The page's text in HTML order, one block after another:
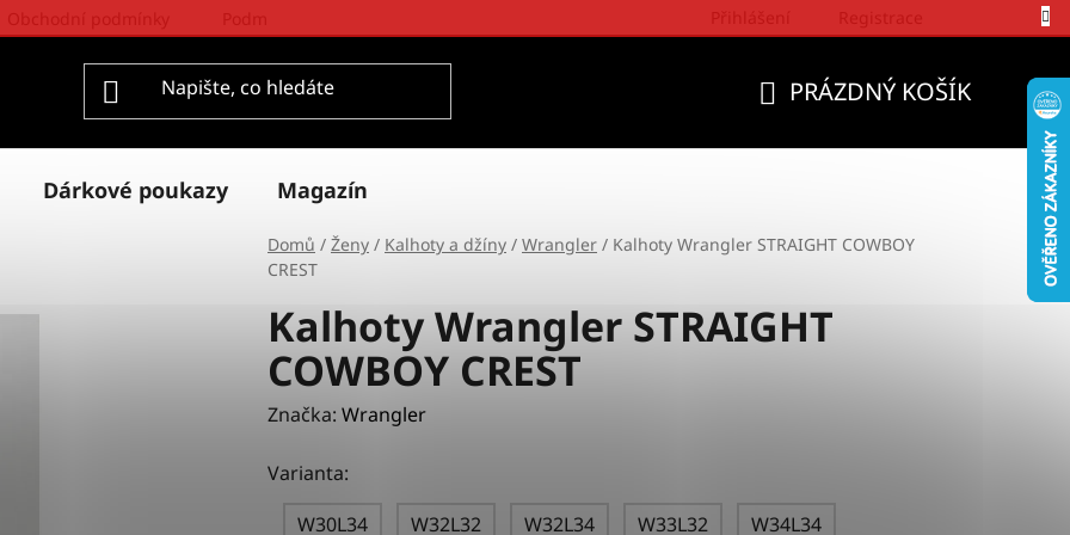
PRÁZDNÝ KOŠÍK
Dárkové poukazy Magazín
Domů / Ženy / Kalhoty a džíny / Wrangler / Kalhoty Wrangler STRAIGHT COWBOY
CREST
Kalhoty Wrangler STRAIGHT
COWBOY CREST
Značka: Wrangler
Varianta:
W30L34
W32L32 W32L34 W33L32 W34L34